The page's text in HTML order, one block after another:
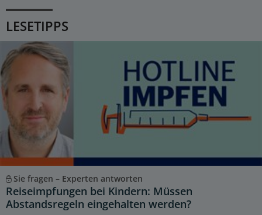
LESETIPPS
Sie fragen – Experten antworten
Reiseimpfungen bei Kindern: Müssen
Abstandsregeln eingehalten werden?